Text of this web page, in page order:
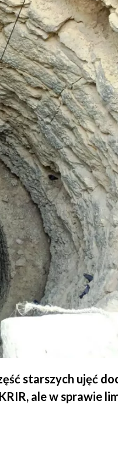
starszych ujęć
ale w sprawie